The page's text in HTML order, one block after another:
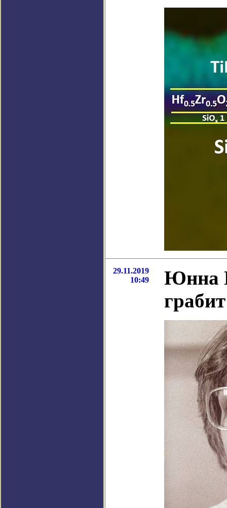
29.11.2019
10:49
Юнна